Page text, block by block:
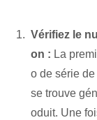
Vérifiez le
on : La
o de série
se trouve
oduit. Une